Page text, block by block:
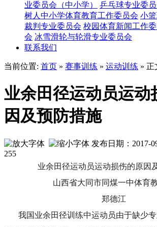
业委员会（中小学）
乒乓球专业委员
树人中小学体育教育工作委员会 小
裁判专业委员会 校园体育新闻工作
会 冰雪滑轮与轮滑专业委员会
联系我们
当前位置: 首页 » 赛事训练 » 运动训练 » 正
业余田径运动员运动
因及预防措施
发布日期：2017-
255
业余田径运动员运动损伤的原因
山西省大同市同煤一中体育
郑德江
我国业余田径训练中运动员由于缺少